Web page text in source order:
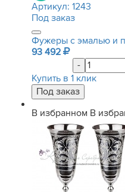
Артикул: 1243
Под заказ
Фужеры с эмалью и
93 492
-
Купить в 1 клик
В избранном В